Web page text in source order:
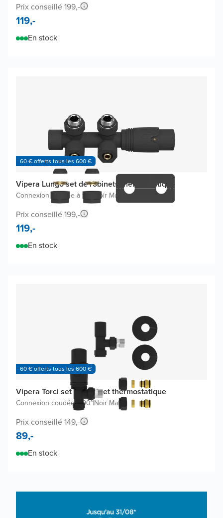
Prix conseillé 199,-
119,-
En stock
60 € offerts tous les 600 €
Vipera Lungo set de robinets thermostatique
Connexion coudée à 90° Noir Mat
Prix conseillé 199,-
119,-
En stock
60 € offerts tous les 600 €
Vipera Torci set de robinet thermostatique
Connexion coudée à 90°|Noir Mat
Prix conseillé 149,-
89,-
En stock